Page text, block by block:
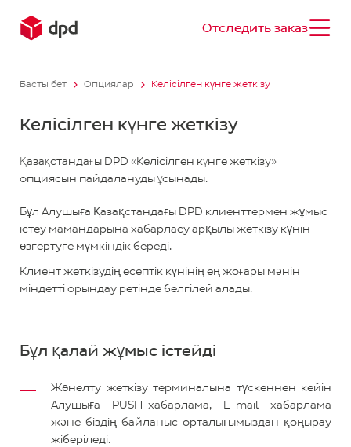
Отследить заказ
Басты бет Опциялар Келісілген күнге жеткізу
Келісілген күнге жеткізу
Қазақстандағы DPD «Келісілген күнге жеткізу»
опциясын пайдалануды ұсынады.
Бұл Алушыға Қазақстандағы DPD клиенттермен жұмыс
істеу мамандарына хабарласу арқылы жеткізу күнін
өзгертуге мүмкіндік береді.
Клиент жеткізудің есептік күнінің ең жоғары мәнін
міндетті орындау ретінде белгілей алады.
Бұл қалай жұмыс істейді
Жөнелту жеткізу терминалына түскеннен кейін
Алушыға PUSH-хабарлама, E-mail хабарлама
және біздің байланыс орталығымыздан қоңырау
жіберіледі.